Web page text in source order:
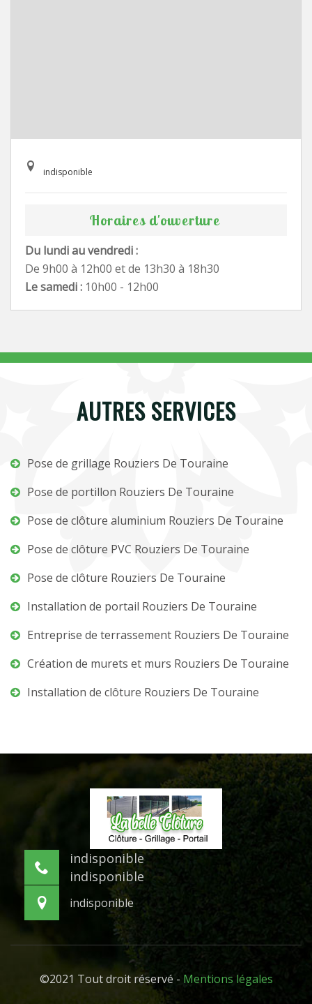
indisponible
Horaires d'ouverture
Du lundi au vendredi :
De 9h00 à 12h00 et de 13h30 à 18h30
Le samedi : 10h00 - 12h00
AUTRES SERVICES
Pose de grillage Rouziers De Touraine
Pose de portillon Rouziers De Touraine
Pose de clôture aluminium Rouziers De Touraine
Pose de clôture PVC Rouziers De Touraine
Pose de clôture Rouziers De Touraine
Installation de portail Rouziers De Touraine
Entreprise de terrassement Rouziers De Touraine
Création de murets et murs Rouziers De Touraine
Installation de clôture Rouziers De Touraine
indisponible
indisponible
indisponible
©2021 Tout droit réservé - Mentions légales